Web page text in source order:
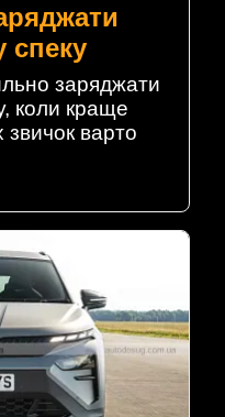
спеку
заряджати
коли краще
звичок варто